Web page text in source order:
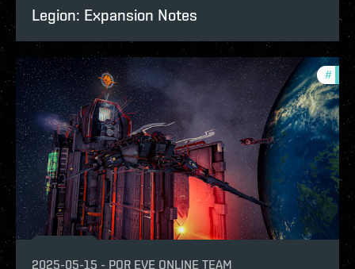
Legion: Expansion Notes
#
2025-05-15 - POR EVE ONLINE TEAM